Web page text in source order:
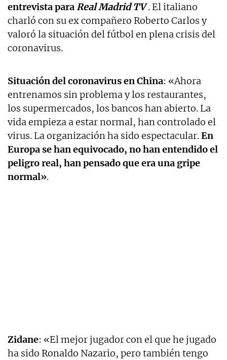
entrevista paraReal Madrid TV . El italiano
charló con su ex compañero Roberto Carlos y
valoró la situación del fútbol en plena crisis del
coronavirus.
Situación del coronavirus en China: «Ahora
entrenamos sin problema y los restaurantes,
los supermercados, los bancos han abierto. La
vida empieza a estar normal, han controlado el
virus. La organización ha sido espectacular.En
Europa se han equivocado, no han entendido el
peligro real, han pensado que era una gripe
normal».
Zidane: «El mejor jugador con el que he jugado
ha sido Ronaldo Nazario, pero también tengo